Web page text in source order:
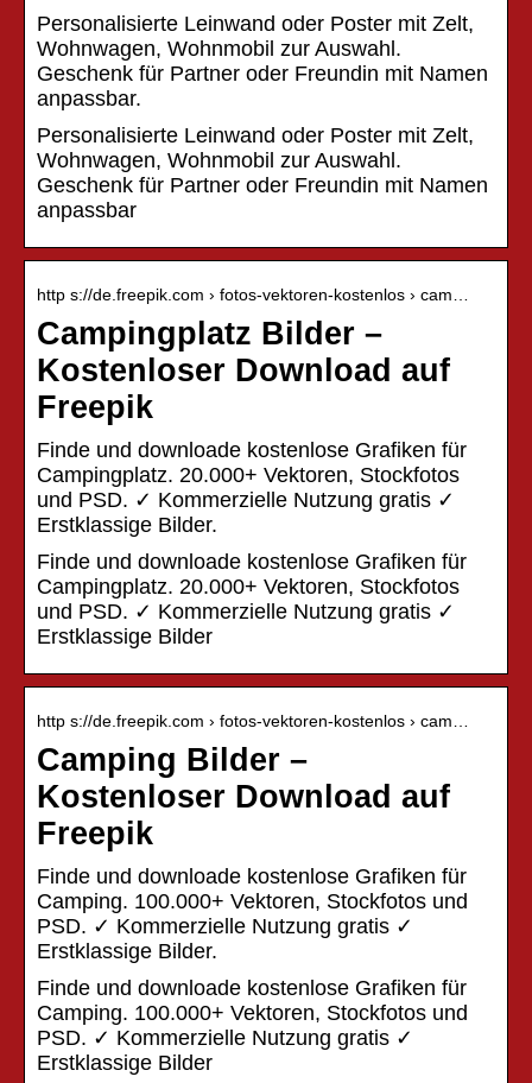
Personalisierte Leinwand oder Poster mit Zelt,
Wohnwagen, Wohnmobil zur Auswahl.
Geschenk für Partner oder Freundin mit Namen
anpassbar.
Personalisierte Leinwand oder Poster mit Zelt,
Wohnwagen, Wohnmobil zur Auswahl.
Geschenk für Partner oder Freundin mit Namen
anpassbar
http s://de.freepik.com › fotos-vektoren-kostenlos › cam…
Campingplatz Bilder –
Kostenloser Download auf
Freepik
Finde und downloade kostenlose Grafiken für
Campingplatz. 20.000+ Vektoren, Stockfotos
und PSD. ✓ Kommerzielle Nutzung gratis ✓
Erstklassige Bilder.
Finde und downloade kostenlose Grafiken für
Campingplatz. 20.000+ Vektoren, Stockfotos
und PSD. ✓ Kommerzielle Nutzung gratis ✓
Erstklassige Bilder
http s://de.freepik.com › fotos-vektoren-kostenlos › cam…
Camping Bilder –
Kostenloser Download auf
Freepik
Finde und downloade kostenlose Grafiken für
Camping. 100.000+ Vektoren, Stockfotos und
PSD. ✓ Kommerzielle Nutzung gratis ✓
Erstklassige Bilder.
Finde und downloade kostenlose Grafiken für
Camping. 100.000+ Vektoren, Stockfotos und
PSD. ✓ Kommerzielle Nutzung gratis ✓
Erstklassige Bilder